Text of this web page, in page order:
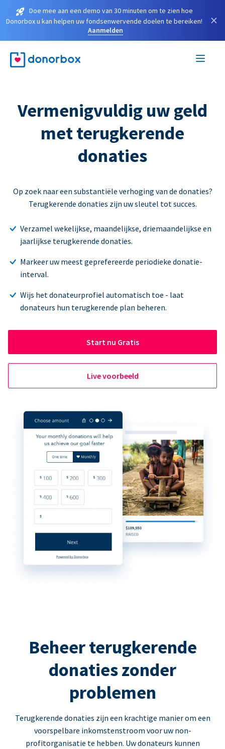
Doe mee aan een demo van 30 minuten om te zien hoe
Donorbox u kan helpen uw fondsenwervende doelen te bereiken!
Aanmelden
×
Vermenigvuldig uw geld
met terugkerende
donaties
Op zoek naar een substantiële verhoging van de donaties?
Terugkerende donaties zijn uw sleutel tot succes.
Verzamel wekelijkse, maandelijkse, driemaandelijkse en
jaarlijkse terugkerende donaties.
Markeer uw meest geprefereerde periodieke donatie-
interval.
Wijs het donateurprofiel automatisch toe - laat
donateurs hun terugkerende plan beheren.
Start nu Gratis
Live voorbeeld
Beheer terugkerende
donaties zonder
problemen
Terugkerende donaties zijn een krachtige manier om een
voorspelbare inkomstenstroom voor uw non-
profitorganisatie te hebben. Uw donateurs kunnen